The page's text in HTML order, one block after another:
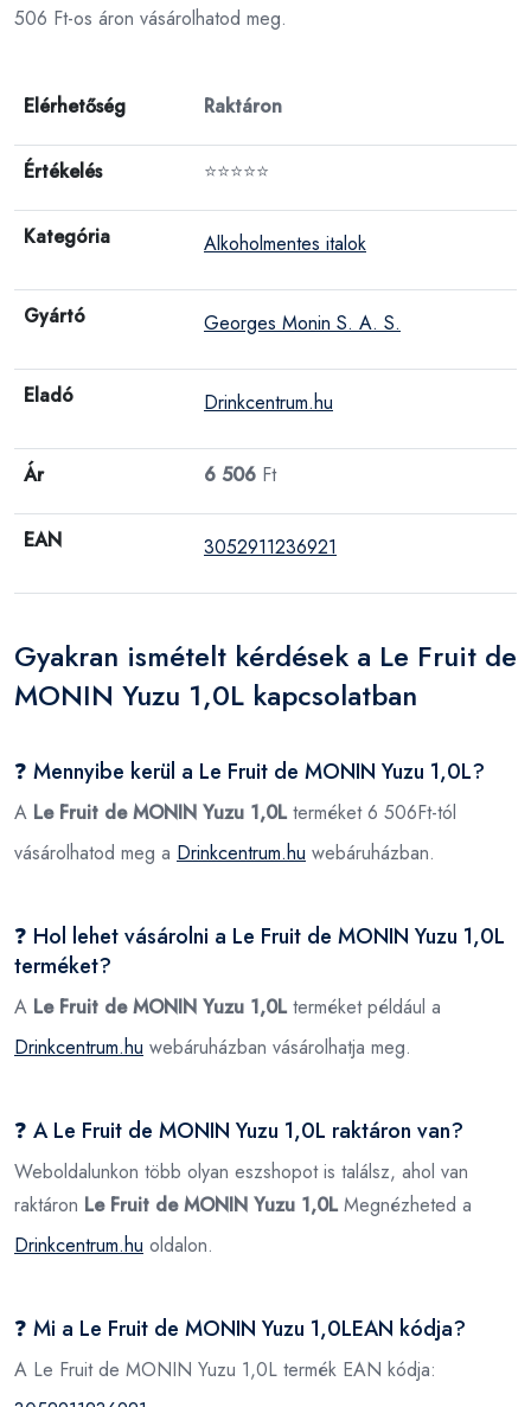
506 Ft-os áron vásárolhatod meg.
Elérhetőség Raktáron
Értékelés ⭐⭐⭐⭐⭐
Kategória Alkoholmentes italok
Gyártó Georges Monin S. A. S.
Eladó Drinkcentrum.hu
Ár 6 506 Ft
EAN 3052911236921
Gyakran ismételt kérdések a Le Fruit de
MONIN Yuzu 1,0L kapcsolatban
❓ Mennyibe kerül a Le Fruit de MONIN Yuzu 1,0L?
A Le Fruit de MONIN Yuzu 1,0Lterméket 6 506Ft-tól
vásárolhatod meg a Drinkcentrum.hu webáruházban.
❓ Hol lehet vásárolni a Le Fruit de MONIN Yuzu 1,0L
terméket?
A Le Fruit de MONIN Yuzu 1,0Lterméket például a
Drinkcentrum.hu webáruházban vásárolhatja meg.
❓ A Le Fruit de MONIN Yuzu 1,0L raktáron van?
Weboldalunkon több olyan eszshopot is találsz, ahol van
raktáron Le Fruit de MONIN Yuzu 1,0LMegnézheted a
Drinkcentrum.hu oldalon.
❓ Mi a Le Fruit de MONIN Yuzu 1,0LEAN kódja?
A Le Fruit de MONIN Yuzu 1,0L termék EAN kódja: